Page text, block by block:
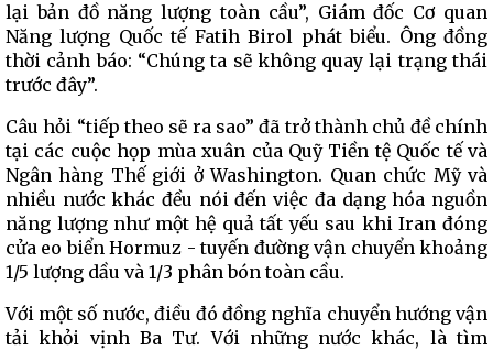
lại bản đồ năng lượng toàn cầu”, Giám đốc Cơ quan
Năng lượng Quốc tế Fatih Birol phát biểu. Ông đồng
thời cảnh báo: “Chúng ta sẽ không quay lại trạng thái
trước đây”.
Câu hỏi “tiếp theo sẽ ra sao” đã trở thành chủ đề chính
tại các cuộc họp mùa xuân của Quỹ Tiền tệ Quốc tế và
Ngân hàng Thế giới ở Washington. Quan chức Mỹ và
nhiều nước khác đều nói đến việc đa dạng hóa nguồn
năng lượng như một hệ quả tất yếu sau khi Iran đóng
cửa eo biển Hormuz - tuyến đường vận chuyển khoảng
1/5 lượng dầu và 1/3 phân bón toàn cầu.
Với một số nước, điều đó đồng nghĩa chuyển hướng vận
tải khỏi vịnh Ba Tư. Với những nước khác, là tìm